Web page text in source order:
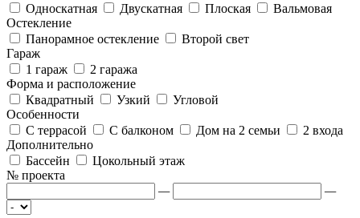
Односкатная
Двускатная Плоская
Вальмовая
Остекление
Панорамное остекление
Второй свет
Гараж
1 гараж
2 гаража
Форма и расположение
Квадратный
Узкий
Угловой
Особенности
С террасой
С балконом Дом на 2 семьи
2 входа
Дополнительно
Бассейн
Цокольный этаж
№ проекта
—
—